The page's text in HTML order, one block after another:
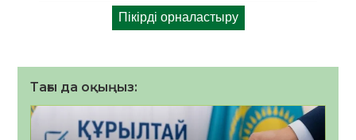
Тағы да оқыңыз: